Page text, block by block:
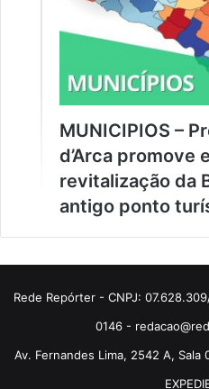
MUNICIPIOS –
d’Arca promove
revitalização da
antigo ponto
Rede Repórter - CNPJ:
0146 -
Av. Fernandes Lima, 2542 A,